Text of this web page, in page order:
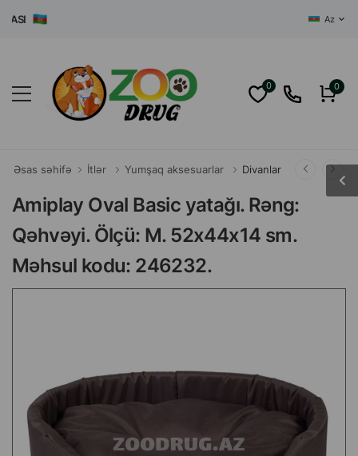
Az
0 0
Əsas səhifə İtlər Yumşaq aksesuarlar Divanlar
Amiplay Oval Basic yatağı. Rəng:
Qəhvəyi. Ölçü: M. 52x44x14 sm.
Məhsul kodu: 246232.